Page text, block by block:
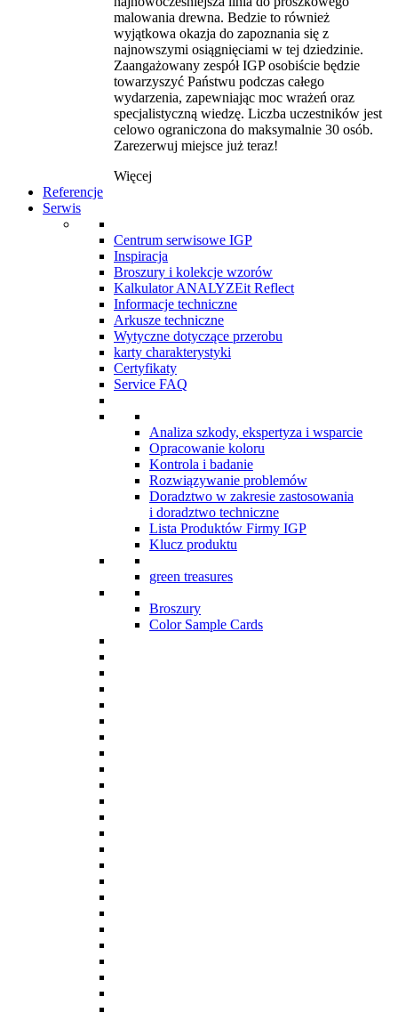
malowania drewna. Bedzie to również
wyjątkowa okazja do zapoznania się z
najnowszymi osiągnięciami w tej dziedzinie.
Zaangażowany zespół IGP osobiście będzie
towarzyszyć Państwu podczas całego
wydarzenia, zapewniając moc wrażeń oraz
specjalistyczną wiedzę. Liczba uczestników jest
celowo ograniczona do maksymalnie 30 osób.
Zarezerwuj miejsce już teraz!
Więcej
Referencje
Serwis
Centrum serwisowe IGP
Inspiracja
Broszury i kolekcje wzorów
Kalkulator ANALYZEit Reflect
Informacje techniczne
Arkusze techniczne
Wytyczne dotyczące przerobu
karty charakterystyki
Certyfikaty
Service FAQ
Analiza szkody, ekspertyza i wsparcie
Opracowanie koloru
Kontrola i badanie
Rozwiązywanie problemów
Doradztwo w zakresie zastosowania
i doradztwo techniczne
Lista Produktów Firmy IGP
Klucz produktu
green treasures
Broszury
Color Sample Cards